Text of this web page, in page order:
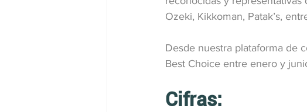
Ozeki, Kikkoman, Patak’s,
Desde nuestra plataforma de
Best Choice entre enero y
Cifras: